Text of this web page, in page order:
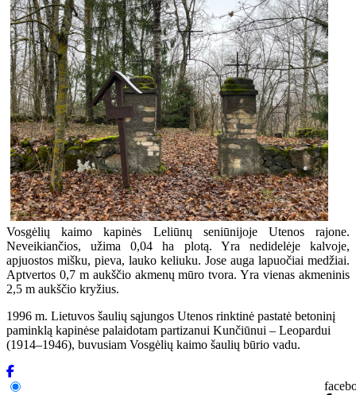
Vosgėlių kaimo kapinės Leliūnų seniūnijoje Utenos rajone.
Neveikiančios, užima 0,04 ha plotą. Yra nedidelėje kalvoje,
apjuostos mišku, pieva, lauko keliuku. Jose auga lapuočiai medžiai.
Aptvertos 0,7 m aukščio akmenų mūro tvora. Yra vienas akmeninis
2,5 m aukščio kryžius.
1996 m. Lietuvos šaulių sąjungos Utenos rinktinė pastatė betoninį
paminklą kapinėse palaidotam partizanui Kunčiūnui – Leopardui
(1914–1946), buvusiam Vosgėlių kaimo šaulių būrio vadu.